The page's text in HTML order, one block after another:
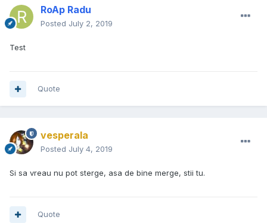
RoAp Radu
Posted July 2, 2019
Test
Quote
vesperala
Posted July 4, 2019
Si sa vreau nu pot sterge, asa de bine merge, stii tu.
Quote